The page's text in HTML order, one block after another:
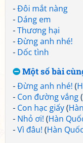
-Đôi mắt nàng
- Dáng em
-Thương hại
-Đừng anh nhé!
- Dốc tình
Một số bài
-Đừng anh nhé! (
- Con đường vắng(
- Con hạc giấy(
- Nhỏ ơi! (Hàn
-Vì đâu! (Hàn